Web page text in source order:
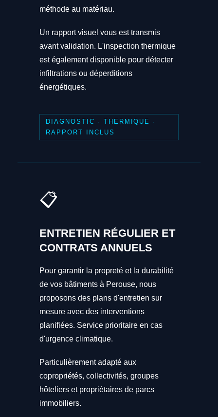
méthode au matériau.
Un rapport visuel vous est transmis
avant validation. L'inspection thermique
est également disponible pour détecter
infiltrations ou déperditions
énergétiques.
DIAGNOSTIC · THERMIQUE ·
RAPPORT INCLUS
📋
ENTRETIEN RÉGULIER ET
CONTRATS ANNUELS
Pour garantir la propreté et la durabilité
de vos bâtiments à Perouse, nous
proposons des plans d'entretien sur
mesure avec des interventions
planifiées. Service prioritaire en cas
d'urgence climatique.
Particulièrement adapté aux
copropriétés, collectivités, groupes
hôteliers et propriétaires de parcs
immobiliers.